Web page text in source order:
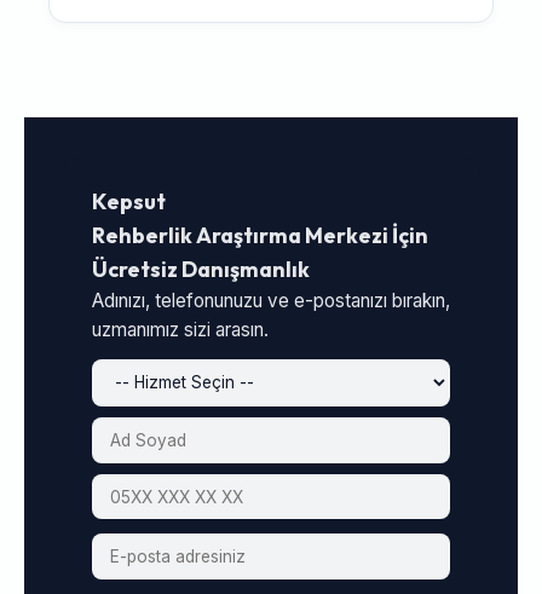
Kepsut
Rehberlik Araştırma Merkezi İçin
Ücretsiz Danışmanlık
Adınızı, telefonunuzu ve e-postanızı bırakın,
uzmanımız sizi arasın.